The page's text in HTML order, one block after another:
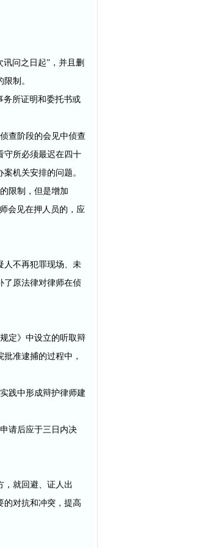
问之日起”，并且删
制。
务所证明和委托书或
查阶段的会见中侦查
守所必须最迟在四十
机关安排的问题。
限制，但是增加
会见在押人员的，应
人不再犯罪现场、未
了原法律对律师在侦
定》中设立的听取辩
准逮捕的过程中，
践中形成辩护律师建
请后应于三日内决
，就回避、证人出
的对抗和冲突，提高